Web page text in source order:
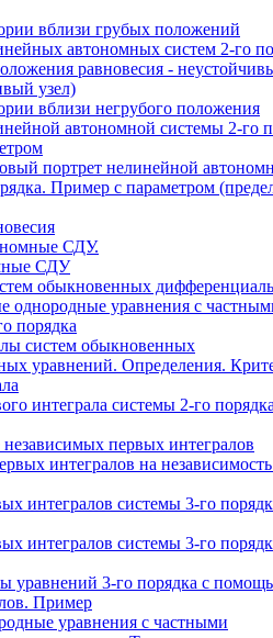
вблизи грубых положений
автономных систем 2-го
равновесия -
узел)
вблизи негрубого положения
автономной системы 2-го
портрет нелинейной
Пример с параметром
СДУ.
СДУ
обыкновенных
однородные уравнения с
порядка
систем обыкновенных
уравнений. Определения.
интеграла системы 2-го
независимых первых интегралов
интегралов на
интегралов системы 3-го
интегралов системы 3-го
уравнений 3-го порядка с
Пример
уравнения с частными